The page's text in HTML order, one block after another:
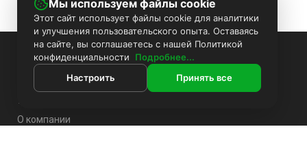
ИНФОРМАЦИЯ
Покраска камер
О компании
Мы используем файлы cookie
Этот сайт использует файлы cookie для аналитики
и улучшения пользовательского опыта. Оставаясь
на сайте, вы соглашаетесь с нашей Политикой
конфиденциальности
Подробнее...
Настроить
Принять все